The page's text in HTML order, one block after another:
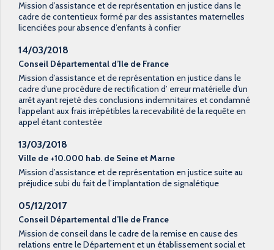
Mission d’assistance et de représentation en justice dans le
cadre de contentieux formé par des assistantes maternelles
licenciées pour absence d’enfants à confier
14/03/2018
Conseil Départemental d’Ile de France
Mission d’assistance et de représentation en justice dans le
cadre d’une procédure de rectification d’ erreur matérielle d’un
arrêt ayant rejeté des conclusions indemnitaires et condamné
l’appelant aux frais irrépétibles la recevabilité de la requête en
appel étant contestée
13/03/2018
Ville de +10.000 hab. de Seine et Marne
Mission d’assistance et de représentation en justice suite au
préjudice subi du fait de l’implantation de signalétique
05/12/2017
Conseil Départemental d’Ile de France
Mission de conseil dans le cadre de la remise en cause des
relations entre le Département et un établissement social et